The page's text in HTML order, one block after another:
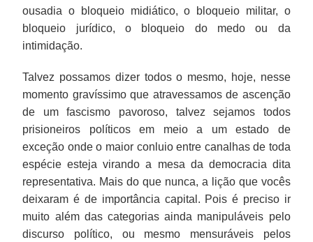
ousadia o bloqueio midiático, o bloqueio militar, o
bloqueio jurídico, o bloqueio do medo ou da
intimidação.
Talvez possamos dizer todos o mesmo, hoje, nesse
momento gravíssimo que atravessamos de ascenção
de um fascismo pavoroso, talvez sejamos todos
prisioneiros políticos em meio a um estado de
exceção onde o maior conluio entre canalhas de toda
espécie esteja virando a mesa da democracia dita
representativa. Mais do que nunca, a lição que vocês
deixaram é de importância capital. Pois é preciso ir
muito além das categorias ainda manipuláveis pelo
discurso político, ou mesmo mensuráveis pelos